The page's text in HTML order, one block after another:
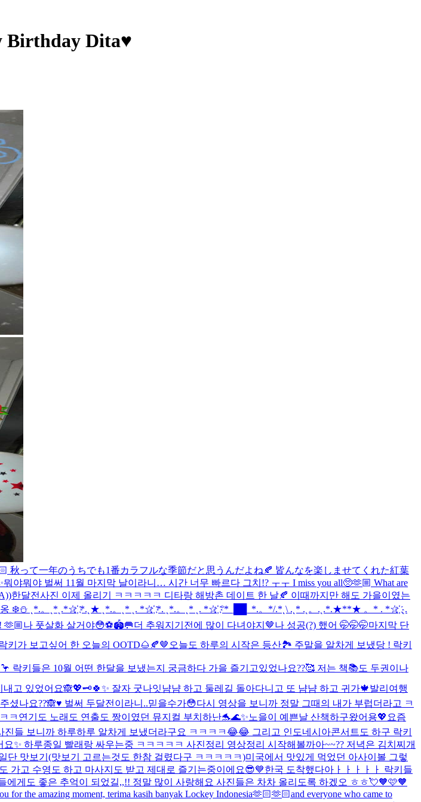
Birthday Dita♥️
秋って一年のうちでも1番カラフルな季節だと思うんだよね🍂 皆んなを楽しませてくれた紅葉
뭐야뭐야 벌써 11월 마지막 날이라니… 시간 너무 빠르다 그치!? ㅜㅜ I miss you all🥺🫶🏼 What are
한달전사진 이제 올리기 ㅋㅋㅋㅋㅋ 디타랑 해방촌 데이트 한 날🍂 이때까지만 해도 가을이였는
❄️⛄️ ˛*.。˛*˛.*☆҉ *.˛★ ˛*.。˛* ˛. *☆҉ *. ˛*.。˛* ˛. *☆҉ °*_██_*.。*/.*˛\ .˛* .˛。.˛.*.★**★ 。* . *☆҉ ˛.
🫶🏼나 풋살화 살거야😳⚽️🏟️🥅더 추워지기전에 많이 다녀야지🤎나 성공(?) 했어 🤭🤭🤭마지막 단
키가 보고싶어 한 오늘의 OOTD🌰🍂🤎 오늘도 하루의 시작은 등산🏞️ 주말을 알차게 보냈당 ! 락키
락키들은 10월 어떤 한달을 보냈는지 궁금하다 가을 즐기고있었나요??🥰 저는 책📚도 두권이나
내고 있었어요🙈💖🗝️🍀✨ 잘자 굿나잇냠냠 하고 둘레길 돌아다니고 또 냠냠 하고 귀가🍁발리여행
셨나요??🙈♥️ 벌써 두달전이라니..믿을수가😳다시 영상을 보니까 정말 그때의 내가 부럽더라고 ㅋ
ㅋ 연기도 노래도 연출도 짱이였던 뮤지컬 부치하난🐬🌊✨노을이 예쁜날 산책하구왔어용💖 요즘
들 보니까 하루하루 알차게 보냈더라구요 ㅋㅋㅋㅋ😂😂 그리고 인도네시아콘서트도 하구 락키
✨ 하루종일 빨래랑 싸우는중 ㅋㅋㅋㅋㅋ 사진정리 영상정리 시작해볼까아~~?? 저녁은 김치찌개
맛보기(맛보기 고르는것도 한참 걸렸다구 ㅋㅋㅋㅋㅋ)미국에서 맛있게 먹었던 아사이볼 그렇
가고 수영도 하고 마사지도 받고 제대로 즐기는중이에요😎💙한국 도착했다아ㅏㅏㅏㅏㅏ 락키들
게도 좋은 추억이 되었길,,!! 정말 많이 사랑해요 사진들은 차차 올리도록 하겠오 ㅎㅎ💘🧡🩷🧡
the amazing moment, terima kasih banyak Lockey Indonesia🫶🏻🫶🏻and everyone who came to